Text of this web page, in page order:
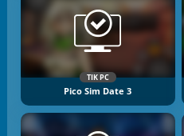
TIK PC
Pico Sim Date 3